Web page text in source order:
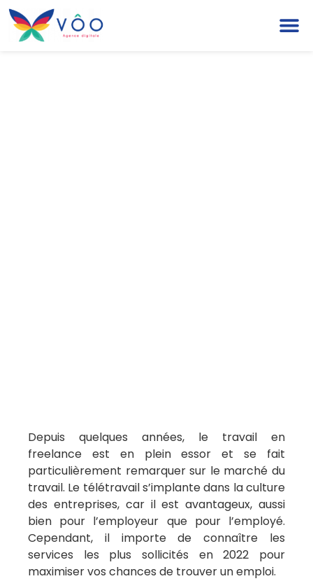
Depuis quelques années, le travail en
freelance est en plein essor et se fait
particulièrement remarquer sur le marché du
travail. Le télétravail s’implante dans la culture
des entreprises, car il est avantageux, aussi
bien pour l’employeur que pour l’employé.
Cependant, il importe de connaître les
services les plus sollicités en 2022 pour
maximiser vos chances de trouver un emploi.